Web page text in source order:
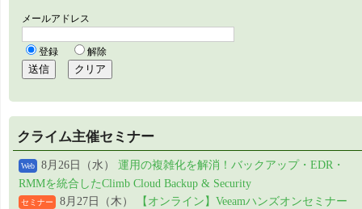
クライム主催セミナー
Web 8月26日（水） 運用の複雑化を解消！バックアップ・EDR・
RMMを統合したClimb Cloud Backup & Security
セミナー 8月27日（木）
【オンライン】Veeamハンズオンセミナー